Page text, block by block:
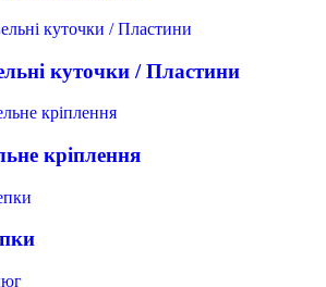
куточки / Пластини
кріплення